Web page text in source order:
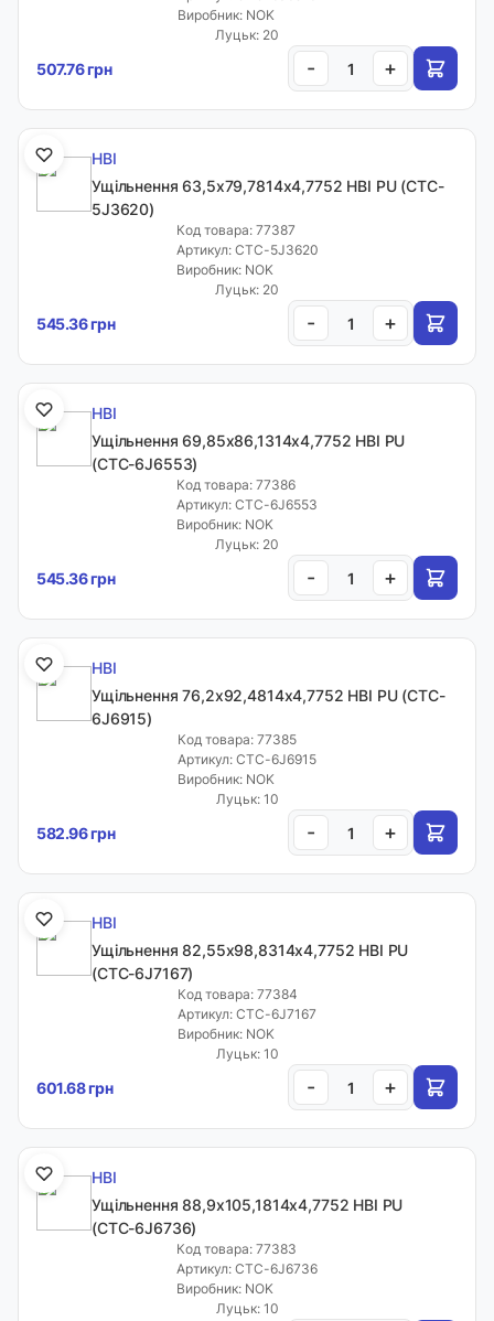
Виробник: NOK
Луцьк: 20
507.76 грн - +
HBI
Ущільнення 63,5х79,7814х4,7752 HBI PU (CTC-
5J3620)
Код товара: 77387
Артикул: CTC-5J3620
Виробник: NOK
Луцьк: 20
545.36 грн - +
HBI
Ущільнення 69,85х86,1314х4,7752 HBI PU
(CTC-6J6553)
Код товара: 77386
Артикул: CTC-6J6553
Виробник: NOK
Луцьк: 20
545.36 грн - +
HBI
Ущільнення 76,2х92,4814х4,7752 HBI PU (CTC-
6J6915)
Код товара: 77385
Артикул: CTC-6J6915
Виробник: NOK
Луцьк: 10
582.96 грн - +
HBI
Ущільнення 82,55х98,8314х4,7752 HBI PU
(CTC-6J7167)
Код товара: 77384
Артикул: CTC-6J7167
Виробник: NOK
Луцьк: 10
601.68 грн - +
HBI
Ущільнення 88,9х105,1814х4,7752 HBI PU
(CTC-6J6736)
Код товара: 77383
Артикул: CTC-6J6736
Виробник: NOK
Луцьк: 10